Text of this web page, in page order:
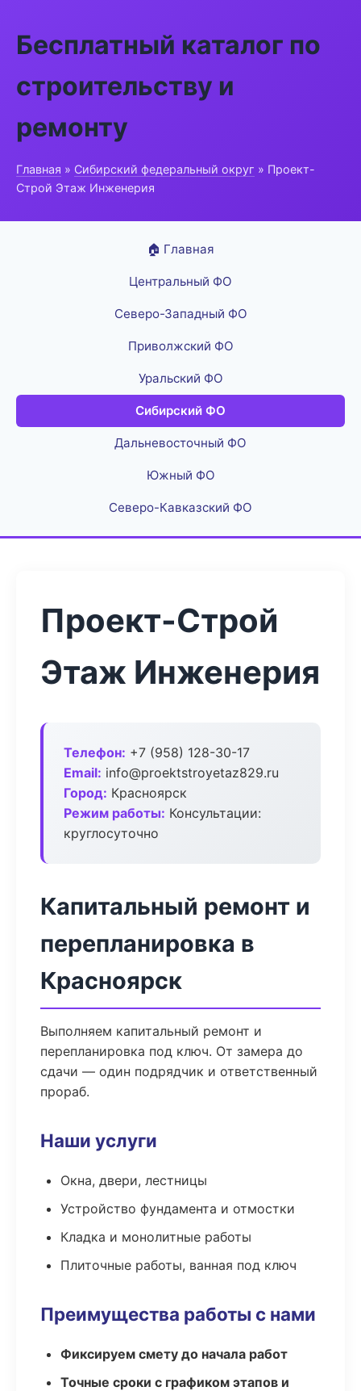
Бесплатный каталог по
строительству и
ремонту
Главная » Сибирский федеральный округ » Проект-
Строй Этаж Инженерия
🏠 Главная
Центральный ФО
Северо-Западный ФО
Приволжский ФО
Уральский ФО
Сибирский ФО
Дальневосточный ФО
Южный ФО
Северо-Кавказский ФО
Проект-Строй
Этаж Инженерия
Телефон: +7 (958) 128-30-17
Email: info@proektstroyetaz829.ru
Город: Красноярск
Режим работы: Консультации:
круглосуточно
Капитальный ремонт и
перепланировка в
Красноярск
Выполняем капитальный ремонт и
перепланировка под ключ. От замера до
сдачи — один подрядчик и ответственный
прораб.
Наши услуги
Окна, двери, лестницы
Устройство фундамента и отмостки
Кладка и монолитные работы
Плиточные работы, ванная под ключ
Преимущества работы с нами
Фиксируем смету до начала работ
Точные сроки с графиком этапов и